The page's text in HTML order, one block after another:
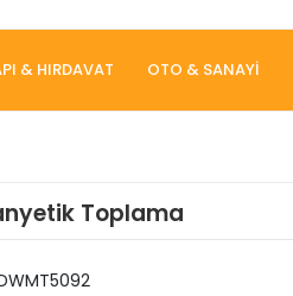
& HIRDAVAT OTO & SANAYİ
Toplama